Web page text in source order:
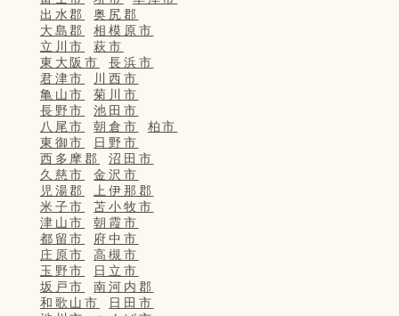
出水郡
奥尻郡
大島郡
相模原市
立川市
萩市
東大阪市
長浜市
君津市
川西市
亀山市
菊川市
長野市
池田市
八尾市
朝倉市
柏市
東御市
日野市
西多摩郡
沼田市
久慈市
金沢市
児湯郡
上伊那郡
米子市
苫小牧市
津山市
朝霞市
都留市
府中市
庄原市
高槻市
玉野市
日立市
坂戸市
南河内郡
和歌山市
日田市